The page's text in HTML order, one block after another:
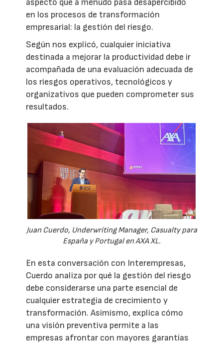
aspecto que a menudo pasa desapercibido
en los procesos de transformación
empresarial: la gestión del riesgo.
Según nos explicó, cualquier iniciativa
destinada a mejorar la productividad debe ir
acompañada de una evaluación adecuada de
los riesgos operativos, tecnológicos y
organizativos que pueden comprometer sus
resultados.
Juan Cuerdo, Underwriting Manager, Casualty para
España y Portugal en AXA XL.
En esta conversación con Interempresas,
Cuerdo analiza por qué la gestión del riesgo
debe considerarse una parte esencial de
cualquier estrategia de crecimiento y
transformación. Asimismo, explica cómo
una visión preventiva permite a las
empresas afrontar con mayores garantías